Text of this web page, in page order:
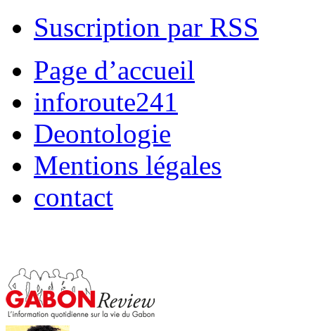
Suscription par RSS
Page d’accueil
inforoute241
Deontologie
Mentions légales
contact